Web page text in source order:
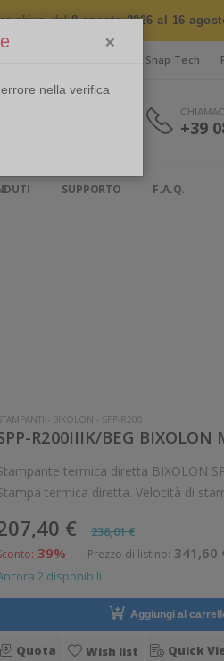
chiusi dal8 agosto 2026 al 16
Snap Tech
+39
SUPPORTO F.A.Q.
- BIXOLON - SPP-R200
R200IIIK/BEG
termica diretta BIXOLON SPP-R200 Stampante leggera da
termica diretta. Velocità di
€ 238,01 €
39% Prezzo di listino: 341,60
2 disponibili
Aggiungi al
Quota Wish list Quick
×
nella verifica